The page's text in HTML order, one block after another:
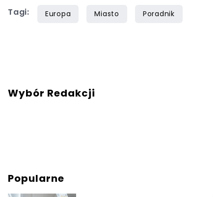
Tagi: Europa Miasto Poradnik
Wybór Redakcji
Popularne